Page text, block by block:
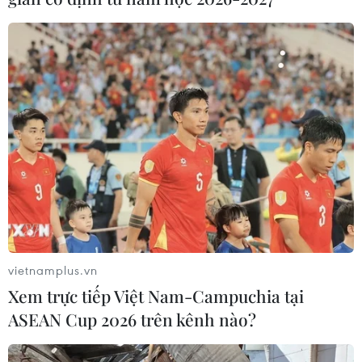
diện rộng ở khu vực Bắc Bộ và Trung
Bộ
07/08/2026 08:58
Chia sẻ dữ liệu hạ tầng viễn thông
phục vụ điều hành, ứng phó thiên tai
07/08/2026 08:45
Xem thêm
vietnamplus.vn
Xem trực tiếp Việt Nam-Campuchia tại
ASEAN Cup 2026 trên kênh nào?